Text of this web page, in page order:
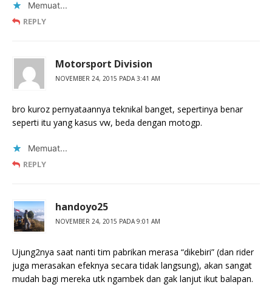
Memuat...
REPLY
Motorsport Division
NOVEMBER 24, 2015 PADA 3:41 AM
bro kuroz pernyataannya teknikal banget, sepertinya benar
seperti itu yang kasus vw, beda dengan motogp.
Memuat...
REPLY
handoyo25
NOVEMBER 24, 2015 PADA 9:01 AM
Ujung2nya saat nanti tim pabrikan merasa “dikebiri” (dan rider
juga merasakan efeknya secara tidak langsung), akan sangat
mudah bagi mereka utk ngambek dan gak lanjut ikut balapan.